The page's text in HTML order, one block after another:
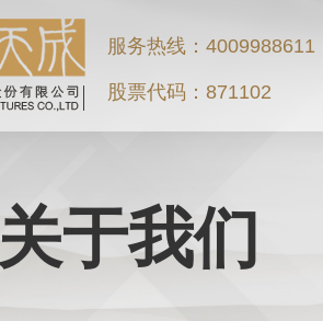
服务热线：4009988611
股票代码：871102
关于我们